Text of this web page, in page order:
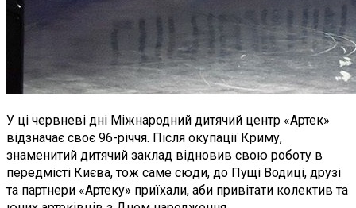
У ці червневі дні Міжнародний дитячий центр «Артек»
відзначає своє 96-річчя. Після окупації Криму,
знаменитий дитячий заклад відновив свою роботу в
передмісті Києва, тож саме сюди, до Пущі Водиці, друзі
та партнери «Артеку» приїхали, аби привітати колектив та